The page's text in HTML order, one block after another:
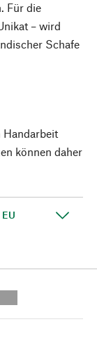
Für die
– wird
Schafe
können daher